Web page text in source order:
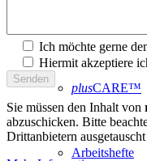
plusCARE™
Arbeitshefte
Ich möchte gerne
Hiermit akzeptiere
Sie müssen den Inhalt von
abzuschicken. Bitte
Drittanbietern